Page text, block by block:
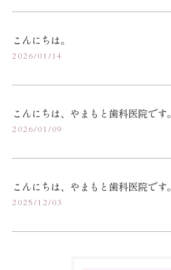
こんにちは。
2026/01/14
こんにちは、やまもと歯科医院です。
2026/01/09
こんにちは、やまもと歯科医院です。
2025/12/03